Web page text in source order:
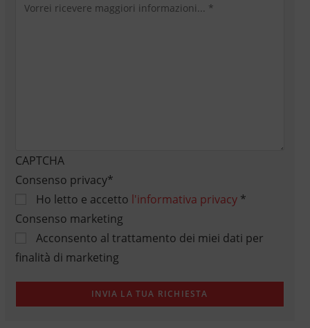
CAPTCHA
Consenso privacy*
Ho letto e accetto l'informativa privacy*
Consenso marketing
Acconsento al trattamento dei miei dati per
finalità di marketing